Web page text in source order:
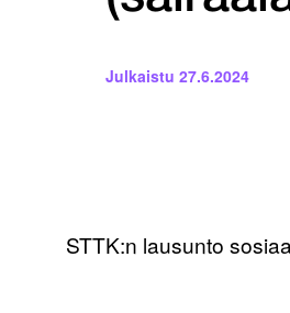
Julkaistu 27.6.2024
STTK:n lausunto